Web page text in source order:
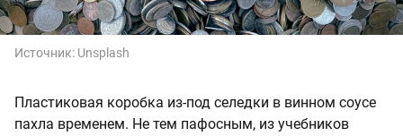
Источник: Unsplash
Пластиковая коробка из-под селедки в винном соусе
пахла временем. Не тем пафосным, из учебников